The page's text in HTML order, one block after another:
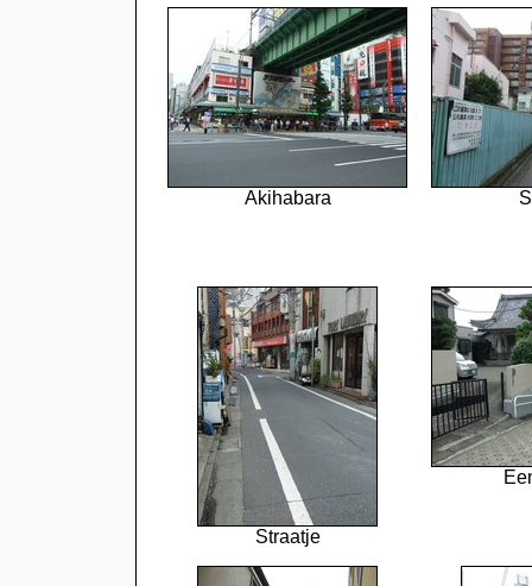
Akihabara
Straatje